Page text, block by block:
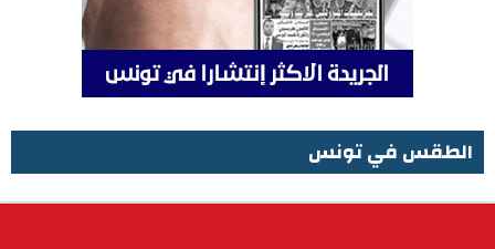
الطقس في تونس